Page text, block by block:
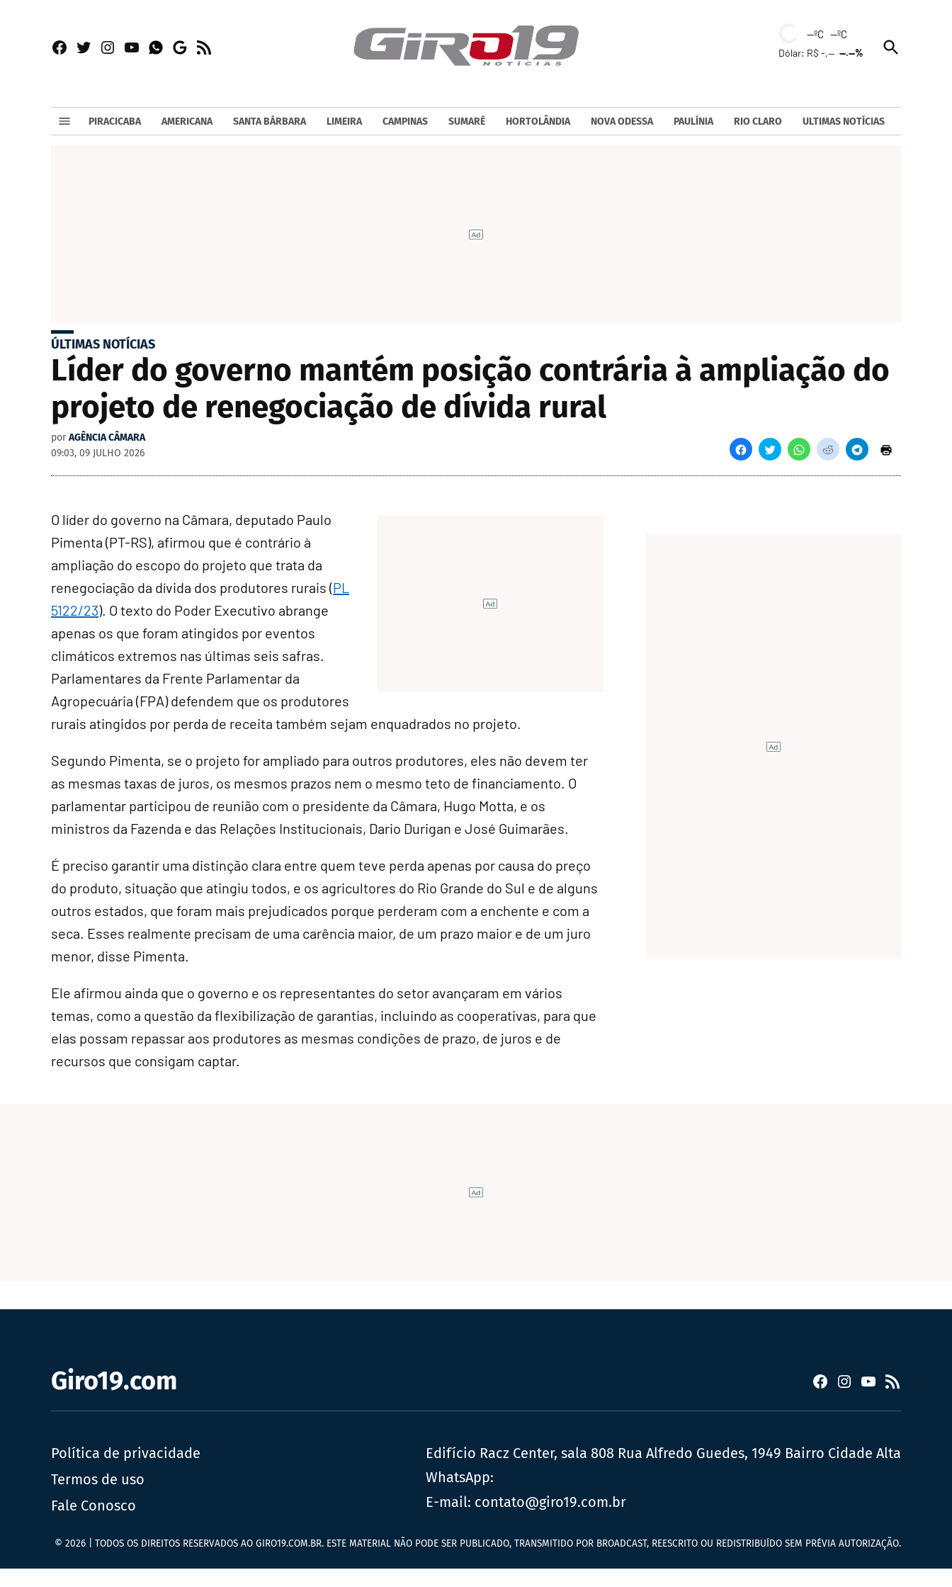
Facebook
TwitterInstagram
YouTubeWhatsapp
Google
RSS
--ºC --ºC
Dólar: R$ -,----.--%
Open
Search
PIRACICABA AMERICANA SANTA BÁRBARA LIMEIRA CAMPINAS SUMARÉ HORTOLÂNDIA NOVA ODESSA PAULÍNIA RIO CLARO ULTIMAS NOTÍCIAS
ÚLTIMAS NOTÍCIAS
Líder do governo mantém posição contrária à ampliação do
projeto de renegociação de dívida rural
por AGÊNCIA CÂMARA
09:03, 09 JULHO 2026
O líder do governo na Câmara, deputado Paulo
Pimenta (PT-RS), afirmou que é contrário à
ampliação do escopo do projeto que trata da
renegociação da dívida dos produtores rurais (PL
5122/23). O texto do Poder Executivo abrange
apenas os que foram atingidos por eventos
climáticos extremos nas últimas seis safras.
Parlamentares da Frente Parlamentar da
Agropecuária (FPA) defendem que os produtores
rurais atingidos por perda de receita também sejam enquadrados no projeto.
Segundo Pimenta, se o projeto for ampliado para outros produtores, eles não devem ter
as mesmas taxas de juros, os mesmos prazos nem o mesmo teto de financiamento. O
parlamentar participou de reunião com o presidente da Câmara, Hugo Motta, e os
ministros da Fazenda e das Relações Institucionais, Dario Durigan e José Guimarães.
É preciso garantir uma distinção clara entre quem teve perda apenas por causa do preço
do produto, situação que atingiu todos, e os agricultores do Rio Grande do Sul e de alguns
outros estados, que foram mais prejudicados porque perderam com a enchente e com a
seca. Esses realmente precisam de uma carência maior, de um prazo maior e de um juro
menor, disse Pimenta.
Ele afirmou ainda que o governo e os representantes do setor avançaram em vários
temas, como a questão da flexibilização de garantias, incluindo as cooperativas, para que
elas possam repassar aos produtores as mesmas condições de prazo, de juros e de
recursos que consigam captar.
Giro19.com Facebook
Instagram
YouTube
RSS
Política de privacidade
Termos de uso
Fale Conosco
Edifício Racz Center, sala 808 Rua Alfredo Guedes, 1949 Bairro Cidade Alta
WhatsApp:
E-mail: contato@giro19.com.br
© 2026 | TODOS OS DIREITOS RESERVADOS AO GIRO19.COM.BR. ESTE MATERIAL NÃO PODE SER PUBLICADO, TRANSMITIDO POR BROADCAST, REESCRITO OU REDISTRIBUÍDO SEM PRÉVIA AUTORIZAÇÃO.